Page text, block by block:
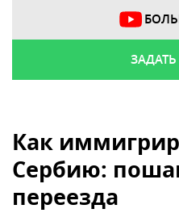
Как
Сербию:
переезда